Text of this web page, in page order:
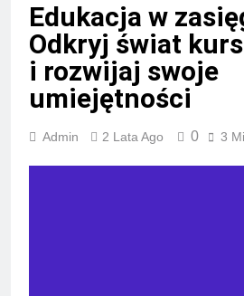
Edukacja w
Odkryj świat
i rozwijaj swoje
umiejętności
Admin 2 Lata Ago 0 3